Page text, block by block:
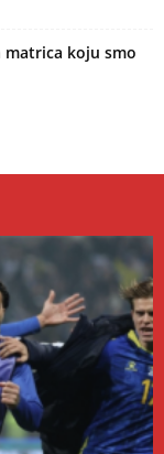
matrica koju smo